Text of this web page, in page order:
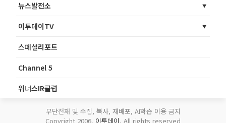
뉴스발전소
이투데이TV
스페셜리포트
Channel 5
위너스IR클럽
무단전재 및 수집, 복사, 재배포, AI학습 이용 금지
Copyright 2006. 이투데이. All rights reserved